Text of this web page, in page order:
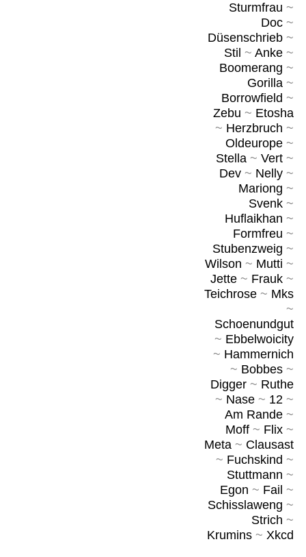
Sturmfrau ~
Doc~
Düsenschrieb~
Stil ~ Anke~
Boomerang ~
Gorilla~
Borrowfield ~
Zebu ~ Etosha
~ Herzbruch ~
Oldeurope~
Stella~ Vert~
Dev~ Nelly~
Mariong ~
Svenk~
Huflaikhan ~
Formfreu ~
Stubenzweig ~
Wilson ~ Mutti ~
Jette~ Frauk~
Teichrose~ Mks
~
Schoenundgut
~ Ebbelwoicity
~ Hammernich
~ Bobbes~
Digger~ Ruthe
~ Nase~ 12~
Am Rande~
Moff~ Flix~
Meta~ Clausast
~ Fuchskind ~
Stuttmann ~
Egon ~ Fail ~
Schisslaweng ~
Strich ~
Krumins~ Xkcd